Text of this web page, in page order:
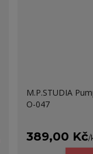
M.P.STUDIA
O-047
389,00 Kč/